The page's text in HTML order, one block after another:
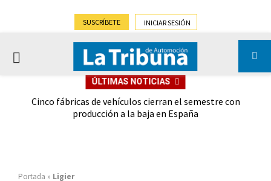
SUSCRÍBETE INICIAR SESIÓN
PRIMARY
ÚLTIMAS NOTICIAS
Cinco fábricas de vehículos cierran el semestre con
producción a la baja en España
Portada » Ligier